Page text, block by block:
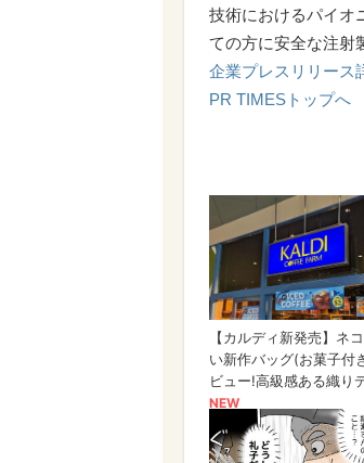
技術におけるパイオ
ての方に安全な注射
企業プレスリリース
PR TIMESトップへ